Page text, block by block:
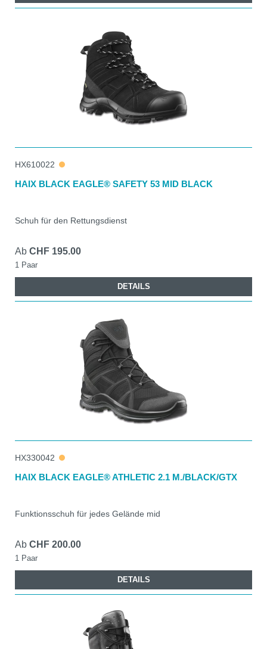
HX610022
HAIX BLACK EAGLE® SAFETY 53 MID BLACK
Schuh für den Rettungsdienst
Ab CHF 195.00
1 Paar
DETAILS
HX330042
HAIX BLACK EAGLE® ATHLETIC 2.1 M./BLACK/GTX
Funktionsschuh für jedes Gelände mid
Ab CHF 200.00
1 Paar
DETAILS